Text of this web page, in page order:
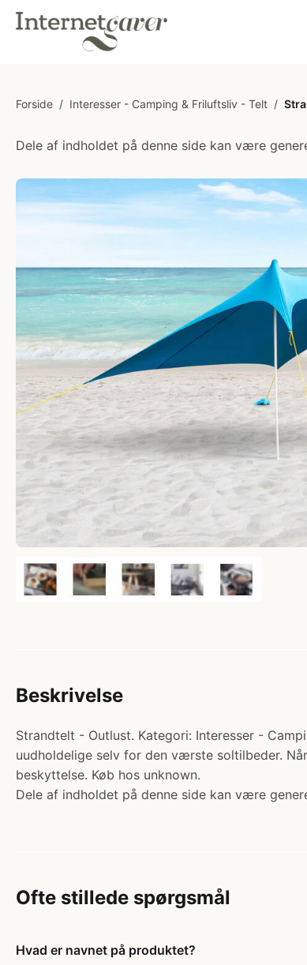
Forside / Interesser - Camping & Friluftsliv - Telt /
Dele af indholdet på denne side kan være
Beskrivelse
Strandtelt - Outlust. Kategori: Interesser -
uudholdelige selv for den værste soltilbeder.
beskyttelse. Køb hos unknown.
Dele af indholdet på denne side kan være
Ofte stillede spørgsmål
Hvad er navnet på produktet?